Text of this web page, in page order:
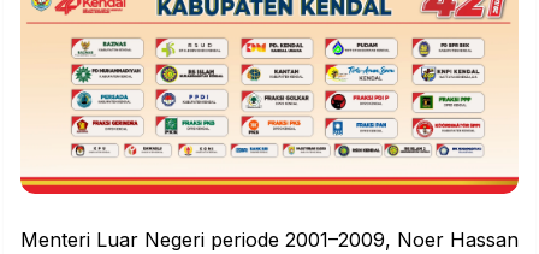
Menteri Luar Negeri periode 2001–2009, Noer Hassan